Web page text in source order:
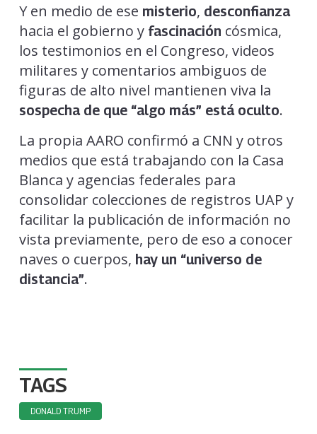
Y en medio de ese misterio, desconfianza
hacia el gobierno y fascinación cósmica,
los testimonios en el Congreso, videos
militares y comentarios ambiguos de
figuras de alto nivel mantienen viva la
sospecha de que “algo más” está oculto.
La propia AARO confirmó a CNN y otros
medios que está trabajando con la Casa
Blanca y agencias federales para
consolidar colecciones de registros UAP y
facilitar la publicación de información no
vista previamente, pero de eso a conocer
naves o cuerpos, hay un “universo de
distancia”.
TAGS
DONALD TRUMP